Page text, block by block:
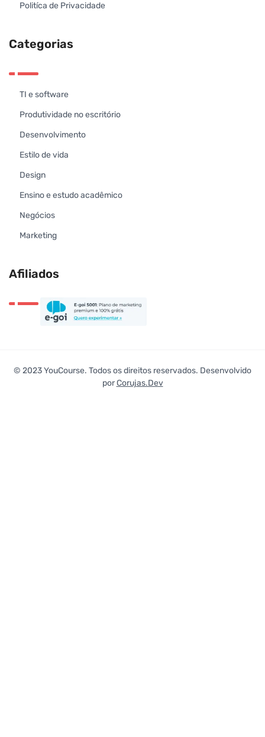
Politíca de Privacidade
Categorias
TI e software
Produtividade no escritório
Desenvolvimento
Estilo de vida
Design
Ensino e estudo acadêmico
Negócios
Marketing
Afiliados
© 2023 YouCourse. Todos os direitos reservados. Desenvolvido
porCorujas.Dev